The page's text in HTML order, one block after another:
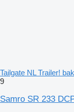
Tailgate NL Trailer!
9
Samro SR 233